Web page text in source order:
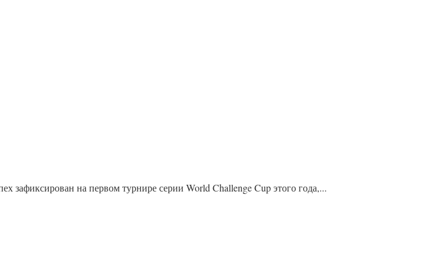
на первом турнире серии World Challenge Cup этого года,...